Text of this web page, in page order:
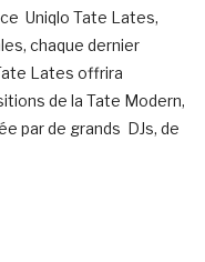
Uniqlo Tate Lates,
chaque dernier
Lates offrira
de la Tate Modern,
par de grands DJs, de